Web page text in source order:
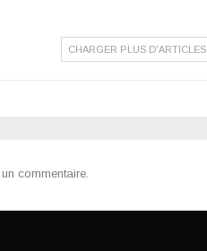
CHARGER PLUS D'ARTICLES
commentaire.